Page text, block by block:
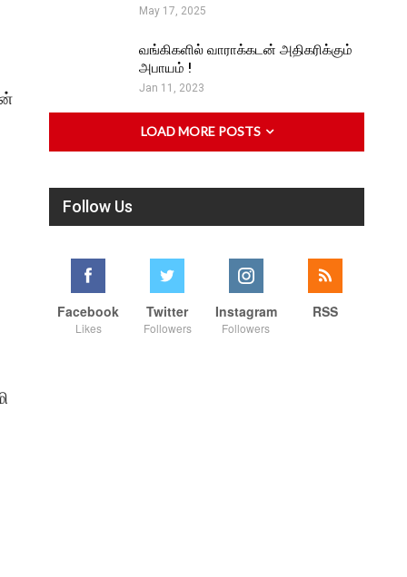
May 17, 2025
வங்கிகளில் வாராக்கடன் அதிகரிக்கும்
அபாயம் !
Jan 11, 2023
LOAD MORE POSTS
Follow Us
Facebook
Likes
Twitter
Followers
Instagram
Followers
RSS